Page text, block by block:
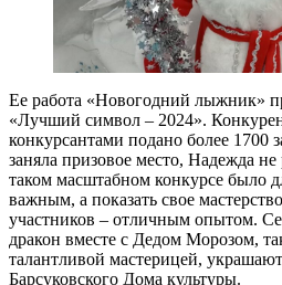
Ее работа «Новогодний лыжник»
«Лучший символ – 2024».
конкурсантами подано более 1700
заняла призовое место, Надежда не
таком масштабном конкурсе было
важным, а показать свое
участников – отличным опытом.
дракон вместе с Дедом Морозом,
талантливой мастерицей,
Барсуковского Дома культуры.